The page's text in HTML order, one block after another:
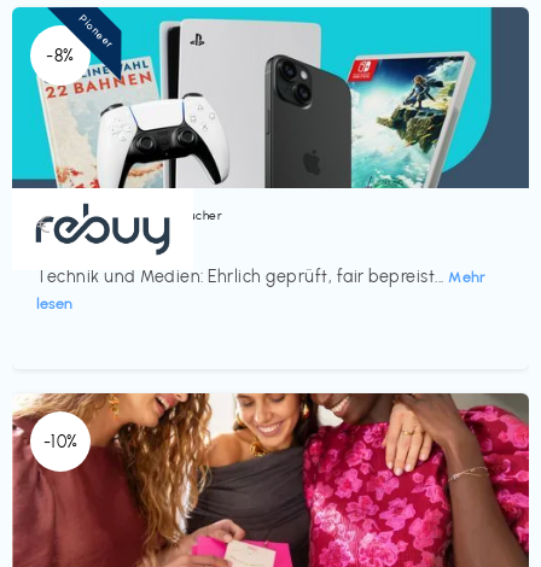
-8%
Bücher, Magazine & Hörbücher
rebuy
Technik und Medien: Ehrlich geprüft, fair bepreist... Mehr
lesen
€‎
Pioneer
-10%